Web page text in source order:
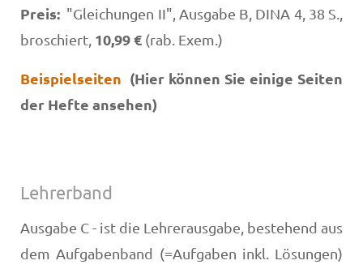
Preis: "Gleichungen II", Ausgabe B, DINA 4, 38 S.,
broschiert, 10,99 € (rab. Exem.)
Beispielseiten (Hier können Sie einige Seiten
der Hefte ansehen)
Lehrerband
Ausgabe C - ist die Lehrerausgabe, bestehend aus
dem Aufgabenband (=Aufgaben inkl. Lösungen)